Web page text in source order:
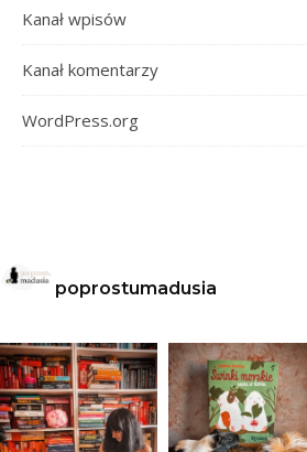
Kanał wpisów
Kanał komentarzy
WordPress.org
poprostumadusia